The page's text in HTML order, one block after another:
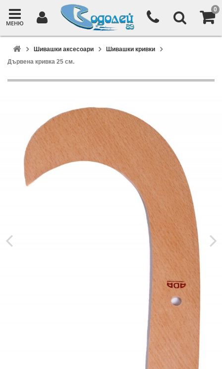
0
МЕНЮ
Шивашки аксесоари
Шивашки кривки
Дървена кривка 25 см.